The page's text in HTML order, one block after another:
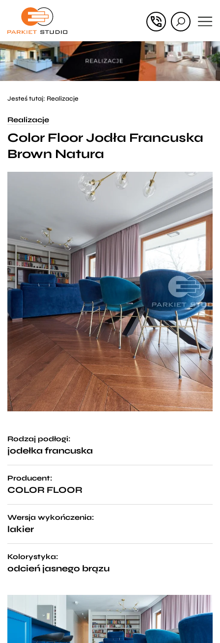
Przejdź
głównego
Przejdź
menu
w
stopce
Jesteś tutaj: Realizacje
Realizacje
Color Floor Jodła Francuska
Brown Natura
Rodzaj podłogi:
jodełka francuska
Producent:
COLOR FLOOR
Wersja wykończenia:
lakier
Kolorystyka:
odcień jasnego brązu